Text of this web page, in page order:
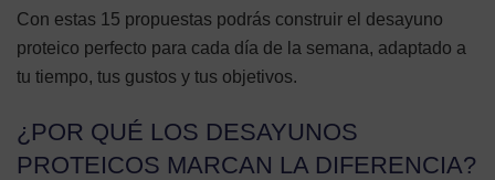
Con estas 15 propuestas podrás construir el desayuno
proteico perfecto para cada día de la semana, adaptado a
tu tiempo, tus gustos y tus objetivos.
¿POR QUÉ LOS DESAYUNOS
PROTEICOS MARCAN LA DIFERENCIA?